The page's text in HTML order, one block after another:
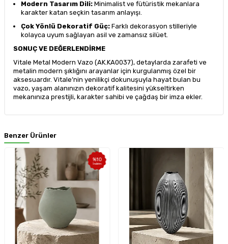
Modern Tasarım Dili: Minimalist ve fütüristik mekanlara
karakter katan seçkin tasarım anlayışı.
Çok Yönlü Dekoratif Güç: Farklı dekorasyon stilleriyle
kolayca uyum sağlayan asil ve zamansız silüet.
SONUÇ VE DEĞERLENDİRME
Vitale Metal Modern Vazo (AK.KA0037), detaylarda zarafeti ve
metalin modern şıklığını arayanlar için kurgulanmış özel bir
aksesuardır. Vitale’nin yenilikçi dokunuşuyla hayat bulan bu
vazo, yaşam alanınızın dekoratif kalitesini yükseltirken
mekanınıza prestijli, karakter sahibi ve çağdaş bir imza ekler.
Benzer Ürünler
%10
İndirim